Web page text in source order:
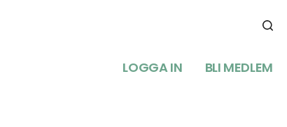
LOGGA IN BLI MEDLEM